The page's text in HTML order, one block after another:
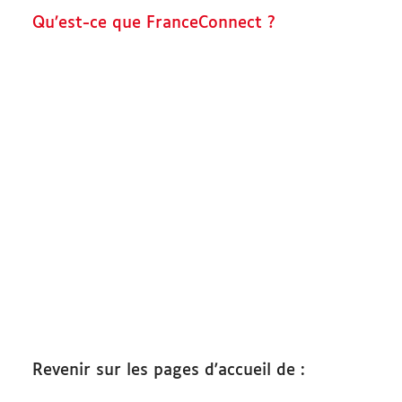
Qu’est-ce que FranceConnect ?
Revenir sur les pages d'accueil de :